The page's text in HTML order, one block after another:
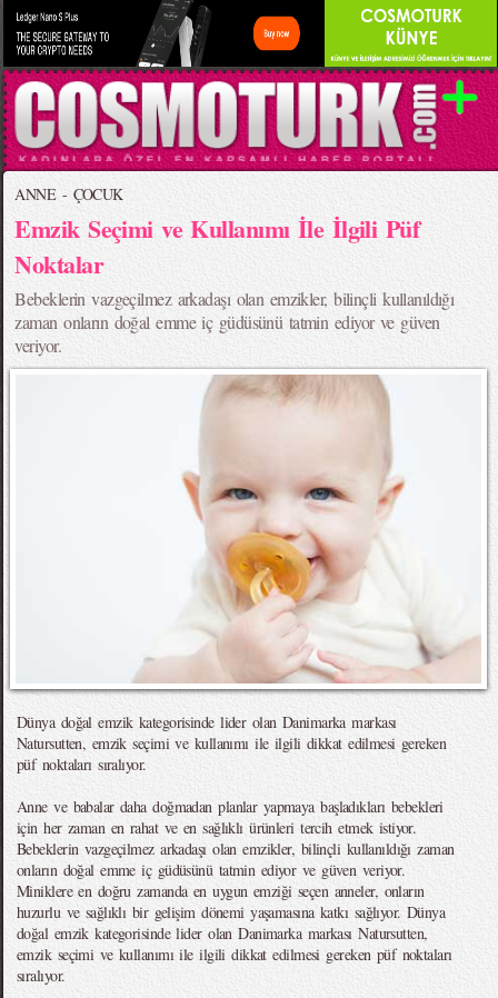
ANNE - ÇOCUK
Emzik Seçimi ve Kullanımı İle İlgili Püf
Noktalar
Bebeklerin vazgeçilmez arkadaşı olan emzikler, bilinçli kullanıldığı
zaman onların doğal emme iç güdüsünü tatmin ediyor ve güven
veriyor.
Dünya doğal emzik kategorisinde lider olan Danimarka markası
Natursutten, emzik seçimi ve kullanımı ile ilgili dikkat edilmesi gereken
püf noktaları sıralıyor.
Anne ve babalar daha doğmadan planlar yapmaya başladıkları bebekleri
için her zaman en rahat ve en sağlıklı ürünleri tercih etmek istiyor.
Bebeklerin vazgeçilmez arkadaşı olan emzikler, bilinçli kullanıldığı zaman
onların doğal emme iç güdüsünü tatmin ediyor ve güven veriyor.
Miniklere en doğru zamanda en uygun emziği seçen anneler, onların
huzurlu ve sağlıklı bir gelişim dönemi yaşamasına katkı sağlıyor. Dünya
doğal emzik kategorisinde lider olan Danimarka markası Natursutten,
emzik seçimi ve kullanımı ile ilgili dikkat edilmesi gereken püf noktaları
sıralıyor.